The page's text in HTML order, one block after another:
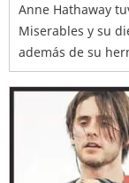
Anne Hathaway
Miserables y su
además de su